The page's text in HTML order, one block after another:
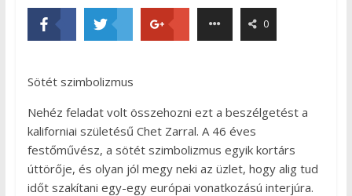
0
Sötét szimbolizmus
Nehéz feladat volt összehozni ezt a beszélgetést a
kaliforniai születésű Chet Zarral. A 46 éves
festőművész, a sötét szimbolizmus egyik kortárs
úttörője, és olyan jól megy neki az üzlet, hogy alig tud
időt szakítani egy-egy európai vonatkozású interjúra.